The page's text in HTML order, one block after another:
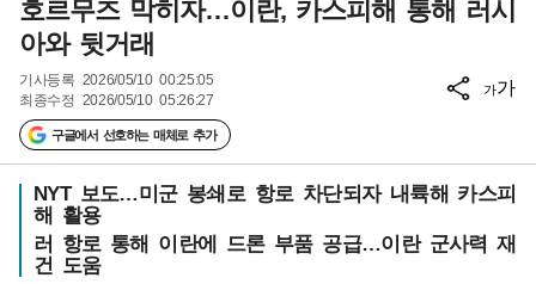
호르무즈 막히자…이란, 카스피해 통해 러시
아와 뒷거래
기사등록 2026/05/10 00:25:05
최종수정 2026/05/10 05:26:27
구글에서 선호하는 매체로 추가
가가
NYT 보도…미군 봉쇄로 항로 차단되자 내륙해 카스피
해 활용
러 항로 통해 이란에 드론 부품 공급…이란 군사력 재
건 도움